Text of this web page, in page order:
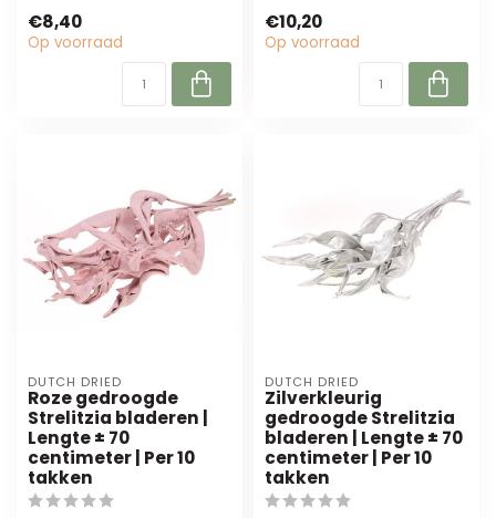
voor ke...
€8,40
Op voorraad
€10,20
Op voorraad
DUTCH DRIED
Roze gedroogde
Strelitzia bladeren |
Lengte ± 70
centimeter | Per 10
takken
DUTCH DRIED
Zilverkleurig
gedroogde Strelitzia
bladeren | Lengte ± 70
centimeter | Per 10
takken